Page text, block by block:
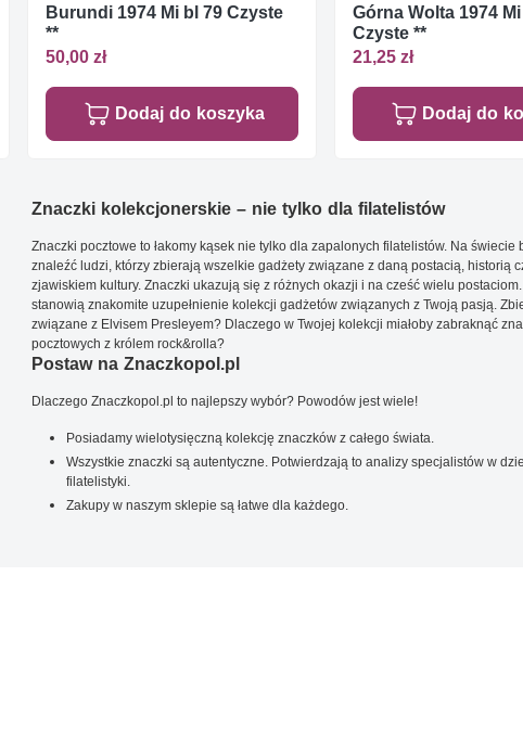
Burundi 1974 Mi bl 79 Czyste
**
50,00 zł
Dodaj do koszyka
Górna Wolta 1974
Czyste **
21,25 zł
Dodaj do
Znaczki kolekcjonerskie – nie tylko dla filatelistów
Znaczki pocztowe to łakomy kąsek nie tylko dla zapalonych filatelistów. Na świecie
znaleźć ludzi, którzy zbierają wszelkie gadżety związane z daną postacią, historią
zjawiskiem kultury. Znaczki ukazują się z różnych okazji i na cześć wielu
stanowią znakomite uzupełnienie kolekcji gadżetów związanych z Twoją pasją.
związane z Elvisem Presleyem? Dlaczego w Twojej kolekcji miałoby zabraknąć
pocztowych z królem rock&rolla?
Postaw na Znaczkopol.pl
Dlaczego Znaczkopol.pl to najlepszy wybór? Powodów jest wiele!
Posiadamy wielotysięczną kolekcję znaczków z całego świata.
Wszystkie znaczki są autentyczne. Potwierdzają to analizy specjalistów w
filatelistyki.
Zakupy w naszym sklepie są łatwe dla każdego.